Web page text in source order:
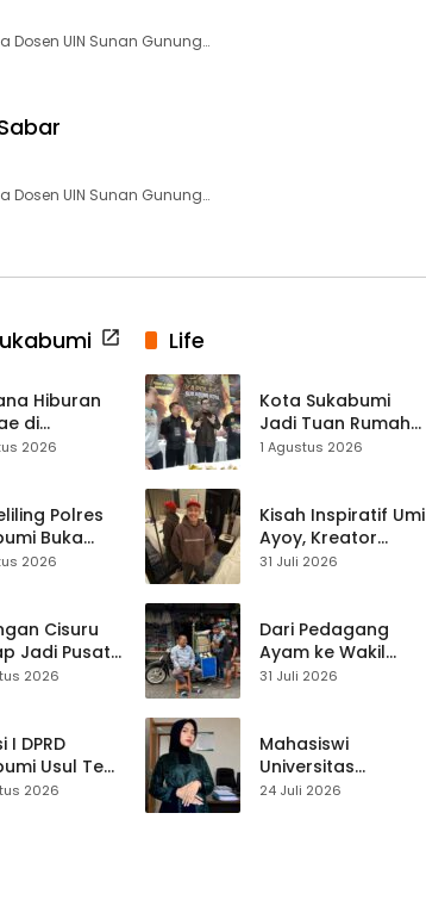
Dosen UIN Sunan Gunung…
Dosen UIN Sunan Gunung…
Hiburan
di
2026
Polres
Buka
di
2026
Cisuru
Jadi Pusat
HUT RI,
Tenaga
2026
I DPRD
Usul Tes
Jadi
2026
Life
Kota Sukabumi
Jadi Tuan Rumah
Kontes Batu Akik
1 Agustus 2026
Kisah Inspiratif Umi
Ayoy, Kreator
TikTok Asal
Live Streaming
31 Juli 2026
Dari Pedagang
Ayam ke Wakil
Ketua DPRD, H.
Pasar Cisaat
31 Juli 2026
Mahasiswi
Universitas
Muhammadiyah
24 Juli 2026